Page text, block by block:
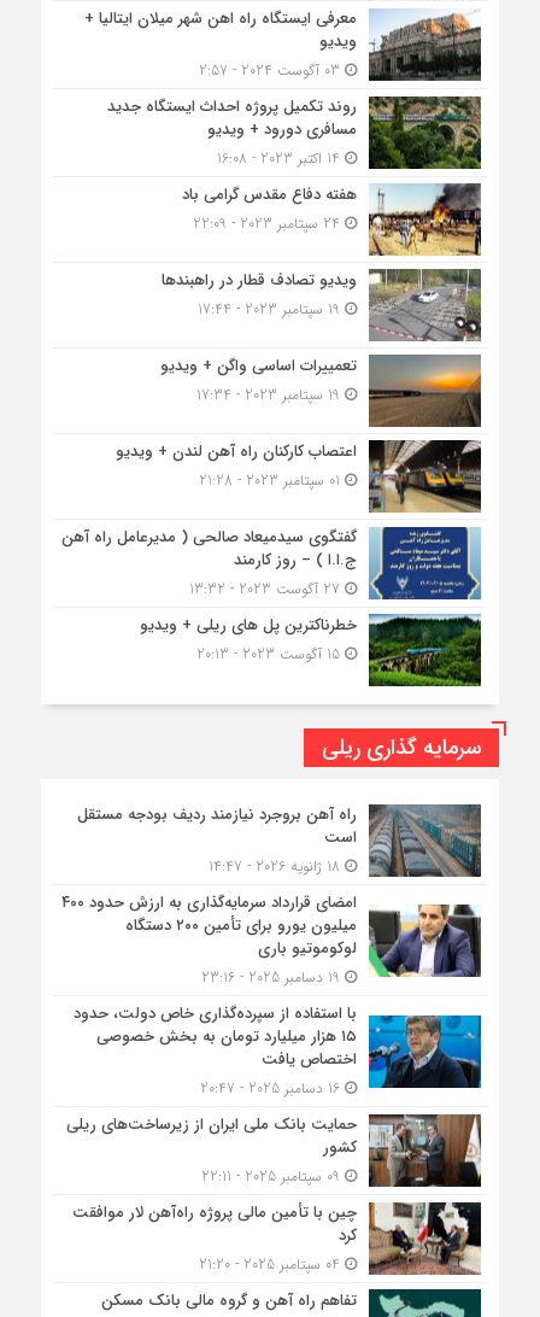
معرفی ایستگاه راه اهن شهر میلان ایتالیا +
ویدیو
روند تکمیل پروژه احداث ایستگاه جدید
مسافری دورود + ویدیو
هفته دفاع مقدس گرامی باد
ویدیو تصادف قطار در راهبندها
تعمییرات اساسی واگن + ویدیو
اعتصاب کارکنان راه آهن لندن + ویدیو
گفتگوی سیدمیعاد صالحی ( مدیرعامل راه آهن
ج.ا.ا ) – روز کارمند
خطرناکترین پل های ریلی + ویدیو
15 آگوست 2023 - 20:13
سرمایه گذاری ریلی
راه آهن بروجرد نیازمند ردیف بودجه مستقل
است
امضای قرارداد سرمایه‌گذاری به ارزش حدود ۴۰۰
میلیون یورو برای تأمین ۲۰۰ دستگاه
لوکوموتیو باری
با استفاده از سپرده‌گذاری خاص دولت، حدود
۱۵ هزار میلیارد تومان به بخش خصوصی
اختصاص یافت
16 دسامبر 2025 - 20:47
حمایت بانک ملی ایران از زیرساخت‌های ریلی
کشور
چین با تأمین مالی پروژه راه‌آهن لار موافقت
کرد
تفاهم راه آهن و گروه مالی بانک مسکن